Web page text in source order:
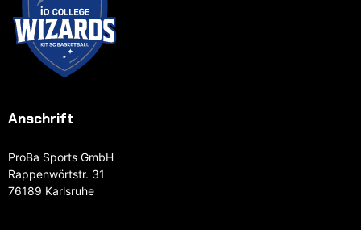
Anschrift
ProBa Sports GmbH
Rappenwörtstr. 31
76189 Karlsruhe